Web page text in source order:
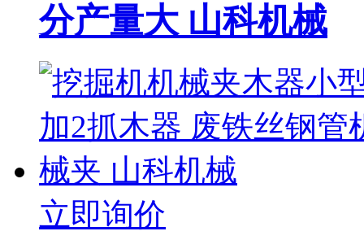
分产量大 山科机械
立即询价